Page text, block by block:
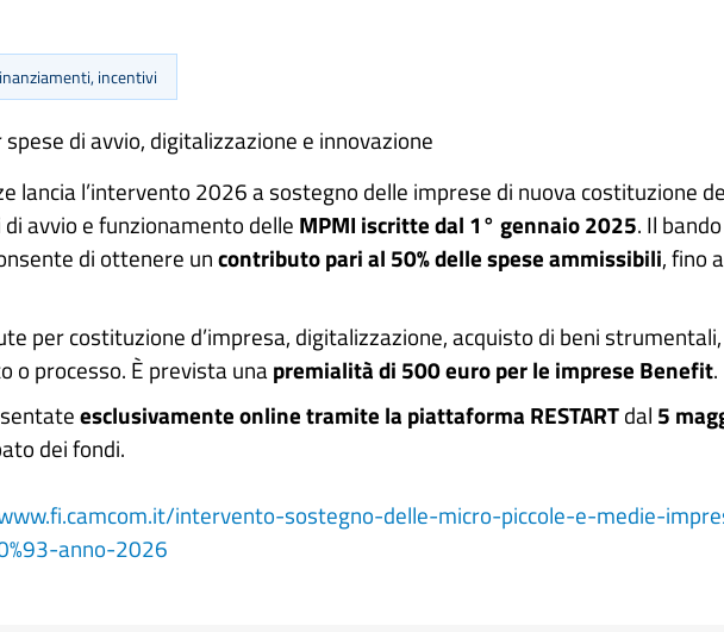
incentivi
di avvio, digitalizzazione e innovazione
lancia l’intervento 2026 a sostegno delle imprese di nuova costituzione
avvio e funzionamento delle MPMI iscritte dal 1° gennaio 2025. Il
di ottenere uncontributo pari al 50% delle spese ammissibili, fino
per costituzione d’impresa, digitalizzazione, acquisto di beni
o processo. È prevista unapremialità di 500 euro per le imprese Benefit.
esclusivamente online tramite la piattaforma RESTARTdal 5
dei fondi.
intervento-sostegno-delle-micro-piccole-e-medie-
anno-2026